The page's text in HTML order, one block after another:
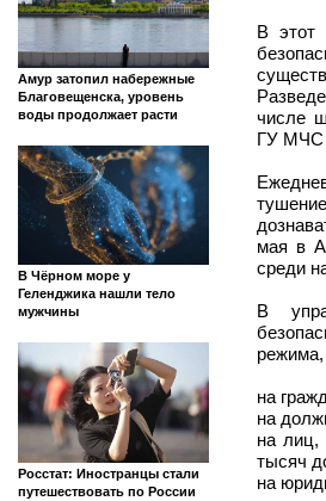
Амур затопил набережные
Благовещенска, уровень
воды продолжает расти
В Чёрном море у
Геленджика нашли тело
мужчины
Росстат: Иностранцы стали
путешествовать по России
В этот
числе
ГУ МЧС
мая в
среди
В
на
на
на лиц,
тысяч
на